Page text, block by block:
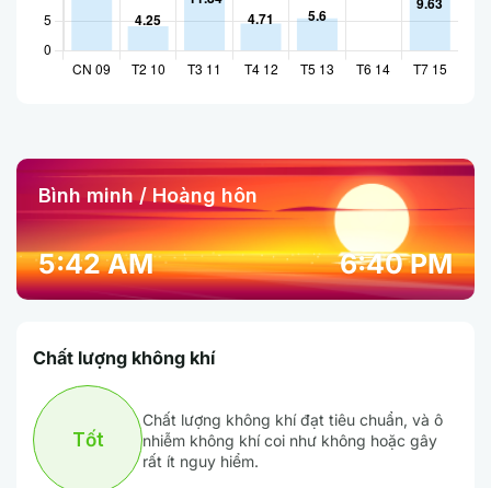
Bình minh / Hoàng hôn
5:42 AM 6:40 PM
Chất lượng không khí
Tốt
Chất lượng không khí đạt tiêu chuẩn, và ô
nhiễm không khí coi như không hoặc gây
rất ít nguy hiểm.